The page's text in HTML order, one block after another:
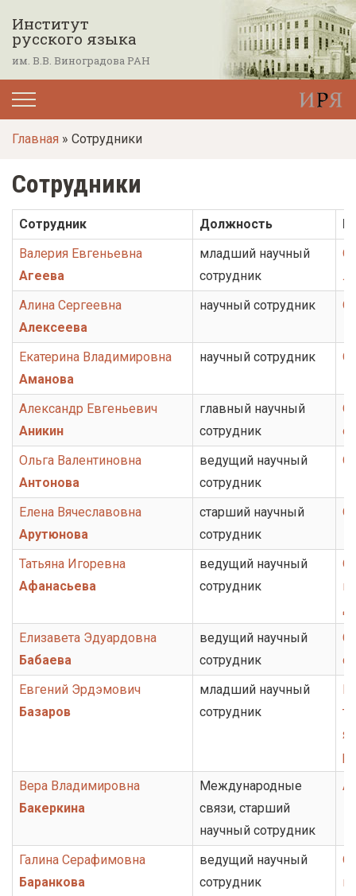
е
т
Институт
русского языка
им. В.В. Виноградова РАН
Главная » Сотрудники
Сотрудники
Сотрудник Должность
Валерия Евгеньевна
Агеева
младший научный
сотрудник
Алина Сергеевна
Алексеева
научный сотрудник
Екатерина Владимировна
Аманова
научный сотрудник
Александр Евгеньевич
Аникин
главный научный
сотрудник
Ольга Валентиновна
Антонова
ведущий научный
сотрудник
Елена Вячеславовна
Арутюнова
старший научный
сотрудник
Татьяна Игоревна
Афанасьева
ведущий научный
сотрудник
Елизавета Эдуардовна
Бабаева
ведущий научный
сотрудник
Евгений Эрдэмович
Базаров
младший научный
сотрудник
Вера Владимировна
Бакеркина
Международные
связи, старший
научный сотрудник
Галина Серафимовна
Баранкова
ведущий научный
сотрудник